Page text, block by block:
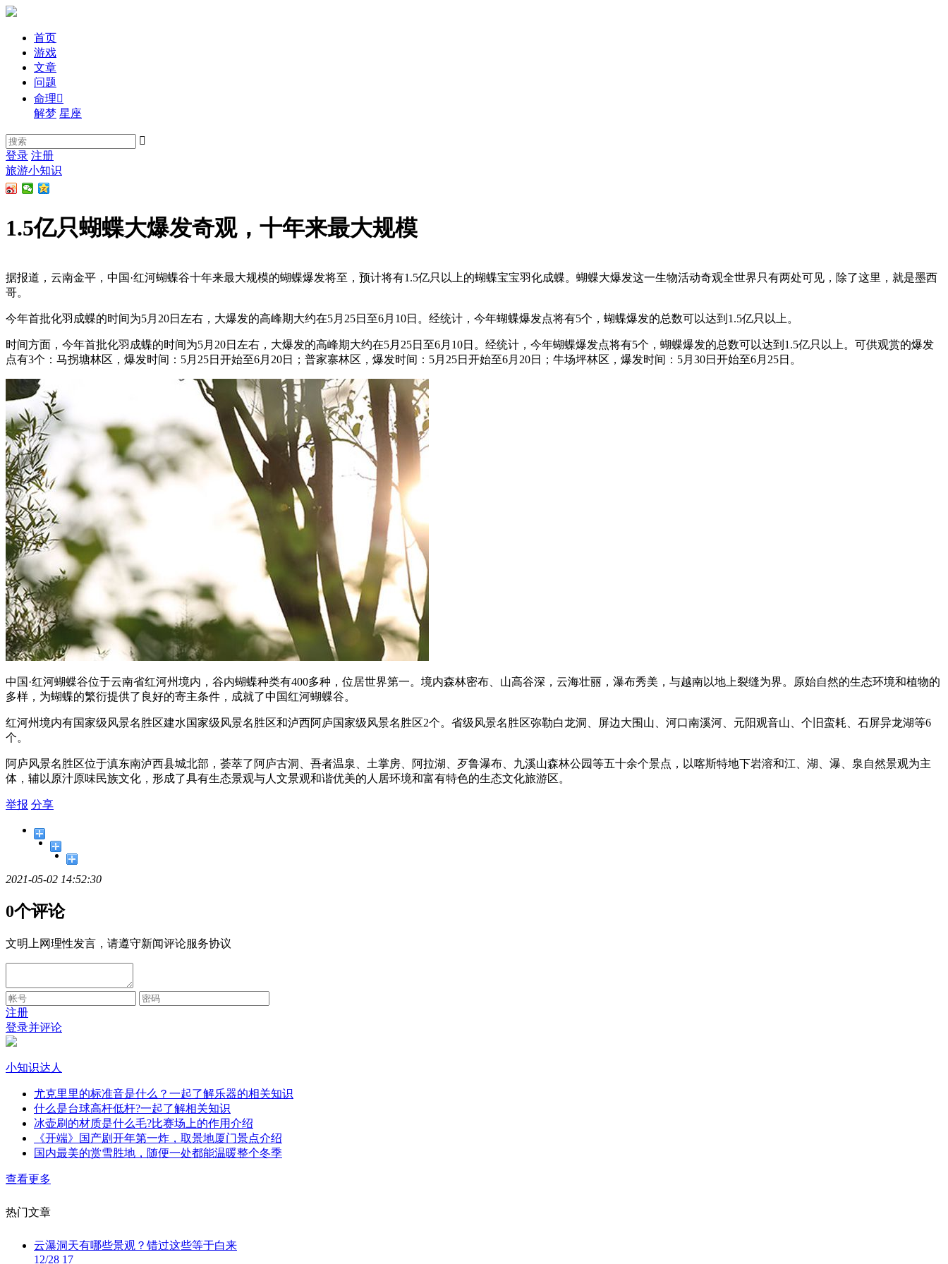
首页
游戏
文章
问题
命理
解梦 星座

登录 注册
旅游小知识
1.5亿只蝴蝶大爆发奇观，十年来最大规模
据报道，云南金平，中国·红河蝴蝶谷十年来最大规模的蝴蝶爆发将至，预计将有1.5亿只以上的蝴蝶宝宝羽化成蝶。蝴蝶大爆发这一生物活动奇观全世界只有两处可见，除了这里，就是墨西
哥。
今年首批化羽成蝶的时间为5月20日左右，大爆发的高峰期大约在5月25日至6月10日。经统计，今年蝴蝶爆发点将有5个，蝴蝶爆发的总数可以达到1.5亿只以上。
时间方面，今年首批化羽成蝶的时间为5月20日左右，大爆发的高峰期大约在5月25日至6月10日。经统计，今年蝴蝶爆发点将有5个，蝴蝶爆发的总数可以达到1.5亿只以上。可供观赏的爆发
点有3个：马拐塘林区，爆发时间：5月25日开始至6月20日；普家寨林区，爆发时间：5月25日开始至6月20日；牛场坪林区，爆发时间：5月30日开始至6月25日。
中国·红河蝴蝶谷位于云南省红河州境内，谷内蝴蝶种类有400多种，位居世界第一。境内森林密布、山高谷深，云海壮丽，瀑布秀美，与越南以地上裂缝为界。原始自然的生态环境和植物的
多样，为蝴蝶的繁衍提供了良好的寄主条件，成就了中国红河蝴蝶谷。
红河州境内有国家级风景名胜区建水国家级风景名胜区和泸西阿庐国家级风景名胜区2个。省级风景名胜区弥勒白龙洞、屏边大围山、河口南溪河、元阳观音山、个旧蛮耗、石屏异龙湖等6
个。
阿庐风景名胜区位于滇东南泸西县城北部，荟萃了阿庐古洞、吾者温泉、土掌房、阿拉湖、歹鲁瀑布、九溪山森林公园等五十余个景点，以喀斯特地下岩溶和江、湖、瀑、泉自然景观为主
体，辅以原汁原味民族文化，形成了具有生态景观与人文景观和谐优美的人居环境和富有特色的生态文化旅游区。
举报 分享
2021-05-02 14:52:30
0个评论
文明上网理性发言，请遵守新闻评论服务协议
注册
登录并评论
小知识达人
尤克里里的标准音是什么？一起了解乐器的相关知识
什么是台球高杆低杆?一起了解相关知识
冰壶刷的材质是什么毛?比赛场上的作用介绍
《开端》国产剧开年第一炸，取景地厦门景点介绍
国内最美的赏雪胜地，随便一处都能温暖整个冬季
查看更多
热门文章
云瀑洞天有哪些景观？错过这些等于白来
12/28 17